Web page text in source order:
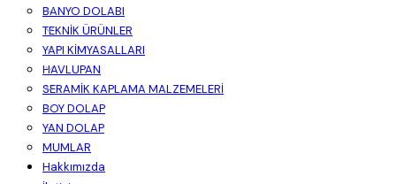
BANYO DOLABI
TEKNİK ÜRÜNLER
YAPI KİMYASALLARI
HAVLUPAN
SERAMİK KAPLAMA MALZEMELERİ
BOY DOLAP
YAN DOLAP
MUMLAR
Hakkımızda